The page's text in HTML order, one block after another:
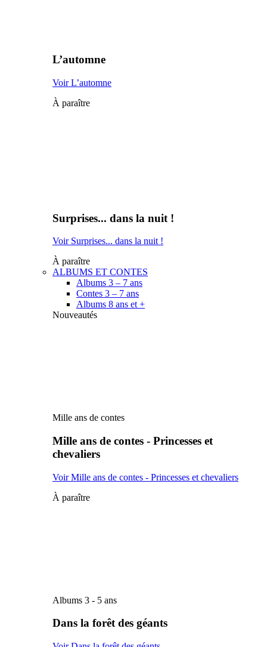
L’automne
Voir L’automne
À paraître
Surprises... dans la nuit !
Voir Surprises... dans la nuit !
À paraître
ALBUMS ET CONTES
Albums 3 – 7 ans
Contes 3 – 7 ans
Albums 8 ans et +
Nouveautés
Mille ans de contes
Mille ans de contes - Princesses et
chevaliers
Voir Mille ans de contes - Princesses et chevaliers
À paraître
Albums 3 - 5 ans
Dans la forêt des géants